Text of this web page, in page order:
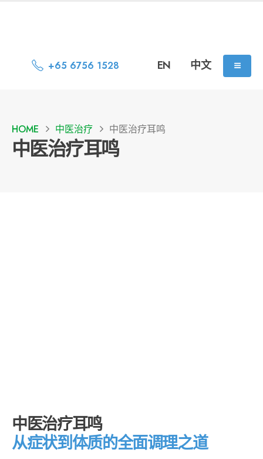
+65 6756 1528 EN 中文
HOME 中医治疗 中医治疗耳鸣
中医治疗耳鸣
中医治疗耳鸣
从症状到体质的全面调理之道